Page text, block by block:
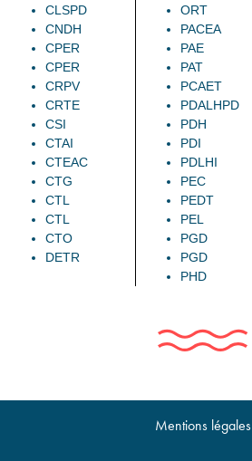
CLSPD
CNDH
CPER
CPER
CRPV
CRTE
CSI
CTAI
CTEAC
CTG
CTL
CTL
CTO
DETR
ORT
PACEA
PAE
PAT
PCAET
PDALHPD
PDH
PDI
PDLHI
PEC
PEDT
PEL
PGD
PGD
PHD
Mentions légales